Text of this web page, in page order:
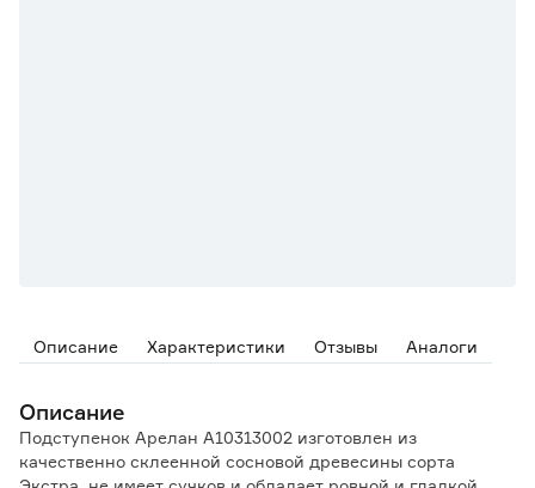
Описание Характеристики Отзывы Аналоги
Описание
Подступенок Арелан А10313002 изготовлен из
качественно склеенной сосновой древесины сорта